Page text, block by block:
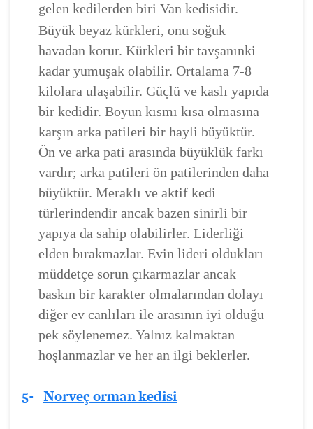
gelen kedilerden biri Van kedisidir.
Büyük beyaz kürkleri, onu soğuk
havadan korur. Kürkleri bir tavşanınki
kadar yumuşak olabilir. Ortalama 7-8
kilolara ulaşabilir. Güçlü ve kaslı yapıda
bir kedidir. Boyun kısmı kısa olmasına
karşın arka patileri bir hayli büyüktür.
Ön ve arka pati arasında büyüklük farkı
vardır; arka patileri ön patilerinden daha
büyüktür. Meraklı ve aktif kedi
türlerindendir ancak bazen sinirli bir
yapıya da sahip olabilirler. Liderliği
elden bırakmazlar. Evin lideri oldukları
müddetçe sorun çıkarmazlar ancak
baskın bir karakter olmalarından dolayı
diğer ev canlıları ile arasının iyi olduğu
pek söylenemez. Yalnız kalmaktan
hoşlanmazlar ve her an ilgi beklerler.
5- Norveç orman kedisi